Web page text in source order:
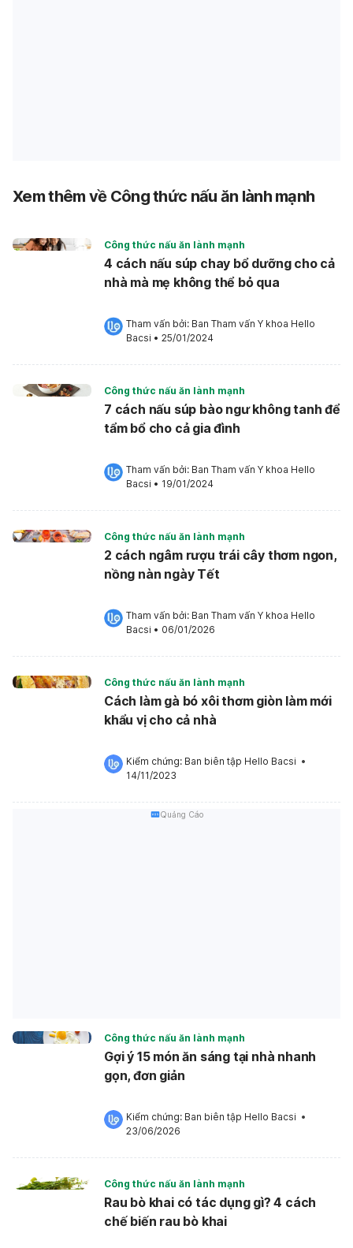
Xem thêm về Công thức nấu ăn lành mạnh
Công thức nấu ăn lành mạnh
4 cách nấu súp chay bổ dưỡng cho cả
nhà mà mẹ không thể bỏ qua
Tham vấn bởi: Ban Tham vấn Y khoa Hello
Bacsi • 25/01/2024
Công thức nấu ăn lành mạnh
7 cách nấu súp bào ngư không tanh để
tẩm bổ cho cả gia đình
Tham vấn bởi: Ban Tham vấn Y khoa Hello
Bacsi • 19/01/2024
Công thức nấu ăn lành mạnh
2 cách ngâm rượu trái cây thơm ngon,
nồng nàn ngày Tết
Tham vấn bởi: Ban Tham vấn Y khoa Hello
Bacsi • 06/01/2026
Công thức nấu ăn lành mạnh
Cách làm gà bó xôi thơm giòn làm mới
khẩu vị cho cả nhà
Kiểm chứng: Ban biên tập Hello Bacsi •
14/11/2023
Quảng Cáo
Công thức nấu ăn lành mạnh
Gợi ý 15 món ăn sáng tại nhà nhanh
gọn, đơn giản
Kiểm chứng: Ban biên tập Hello Bacsi •
23/06/2026
Công thức nấu ăn lành mạnh
Rau bò khai có tác dụng gì? 4 cách
chế biến rau bò khai